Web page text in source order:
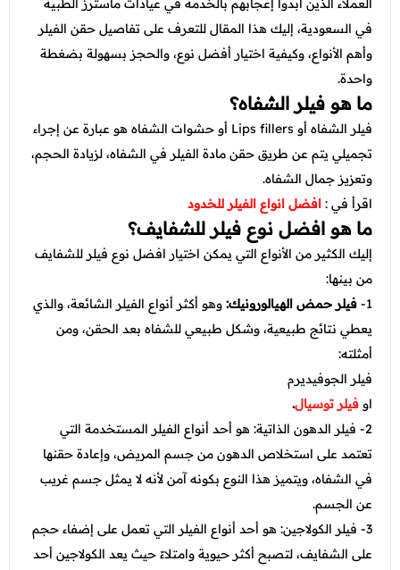
عروض قسم الطوارئ
عروض المختبر
عروض الاشعة
عروض الباطنة
عروض العظام
عروض الانف والاذن والحنجرة
عروض العلاج الطبيعي
العملاء الذين أبدوا إعجابهم بالخدمة في عيادات ماسترز الطبية
في السعودية، إليك هذا المقال للتعرف على تفاصيل حقن الفيلر
وأهم الأنواع، وكيفية اختيار أفضل نوع، والحجز بسهولة بضغطة
واحدة.
ما هو فيلر الشفاه؟
فيلر الشفاه أو Lips fillers أو حشوات الشفاه هو عبارة عن إجراء
تجميلي يتم عن طريق حقن مادة الفيلر في الشفاه، لزيادة الحجم،
وتعزيز جمال الشفاه.
اقرأ في : افضل انواع الفيلر للخدود
ما هو افضل نوع فيلر للشفايف؟
إليك الكثير من الأنواع التي يمكن اختيار افضل نوع فيلر للشفايف
من بينها:
1- فيلر حمض الهيالورونيك:وهو أكثر أنواع الفيلر الشائعة، والذي
يعطي نتائج طبيعية، وشكل طبيعي للشفاه بعد الحقن، ومن
أمثلته:
فيلر الجوفيديرم
او فيلر توسيال .
2- فيلر الدهون الذاتية: هو أحد أنواع الفيلر المستخدمة التي
تعتمد على استخلاص الدهون من جسم المريض، وإعادة حقنها
في الشفاه، ويتميز هذا النوع بكونه آمن لأنه لا يمثل جسم غريب
عن الجسم.
3- فيلر الكولاجين: هو أحد أنواع الفيلر التي تعمل على إضفاء حجم
على الشفايف، لتصبح أكثر حيوية وامتلاءً حيث يعد الكولاجين أحد